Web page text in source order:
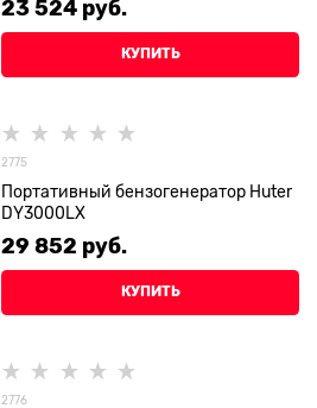
23 524 руб.
КУПИТЬ
2775
Портативный бензогенератор Huter
DY3000LX
29 852 руб.
КУПИТЬ
2776